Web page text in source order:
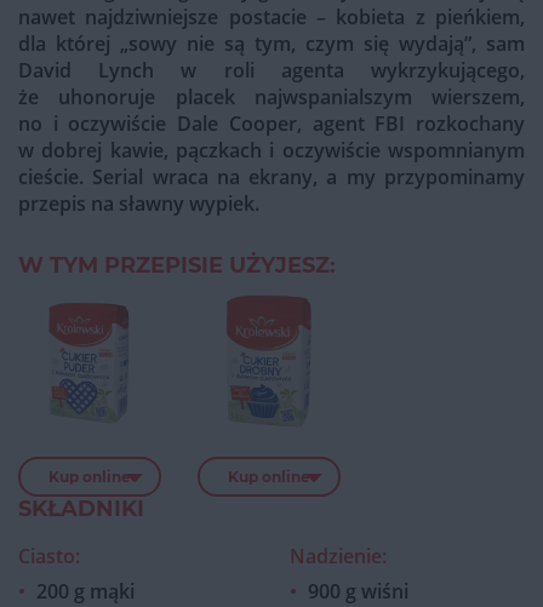
nawet najdziwniejsze postacie – kobieta z pieńkiem,
dla której „sowy nie są tym, czym się wydają”, sam
David Lynch w roli agenta wykrzykującego,
że uhonoruje placek najwspanialszym wierszem,
no i oczywiście Dale Cooper, agent FBI rozkochany
w dobrej kawie, pączkach i oczywiście wspomnianym
cieście. Serial wraca na ekrany, a my przypominamy
przepis na sławny wypiek.
W TYM PRZEPISIE UŻYJESZ:
Kup online Kup online
SKŁADNIKI
Ciasto:
200 g mąki
Nadzienie:
900 g wiśni